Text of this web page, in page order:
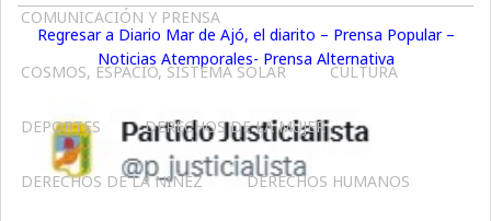
COMUNICACIÓN Y PRENSA
COSMOS, ESPACIO, SISTEMA SOLAR CULTURA
DEPORTES DERECHOS DE LA MUJER
DERECHOS DE LA NIÑEZ DERECHOS HUMANOS
Regresar a Diario Mar de Ajó, el diarito – Prensa Popular –
Noticias Atemporales- Prensa Alternativa